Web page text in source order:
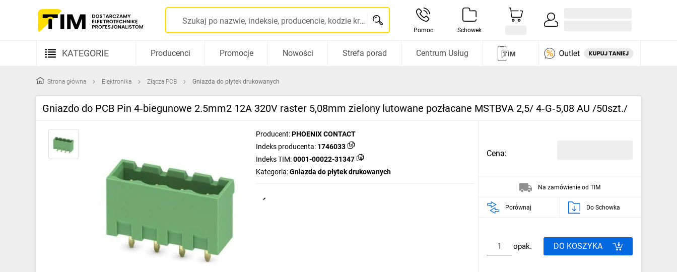
Szukaj po nazwie, indeksie, producencie, kodzie kreskowym...
Pomoc Schowek
KATEGORIE
Kable i przewody
Elementy prowadzenia kabli
Fotowoltaika
Producenci Promocje Nowości Strefa porad Centrum Usług
Strona główna Elektronika Złącza PCB Gniazda do płytek drukowanych
Gniazdo do PCB Pin 4‑biegunowe 2.5mm2 12A 320V raster 5,08mm zielony lutowane pozłacane MSTBVA 2,5/ 4‑G‑5,08 AU /50szt./
Producent:PHOENIX CONTACT
Indeks producenta: 1746033
Indeks TIM:0001-00022-31347
Kategoria:Gniazda do płytek drukowanych
Cena:
Na zamówienie od TIM
Porównaj Do Schowka
opak. DO KOSZYKA